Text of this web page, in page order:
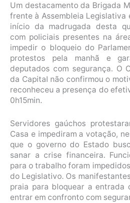
Um destacamento da Brigada
frente à Assembleia Legislativa
início da madrugada desta
com policiais presentes na
impedir o bloqueio do
protestos pela manhã e
deputados com segurança. O
da Capital não confirmou o
reconheceu a presença do
0h15min.
Servidores gaúchos
Casa e impediram a votação,
que o governo do Estado
sanar a crise financeira.
para o trabalho foram
do Legislativo. Os
praia para bloquear a entrada
entrar em confronto com